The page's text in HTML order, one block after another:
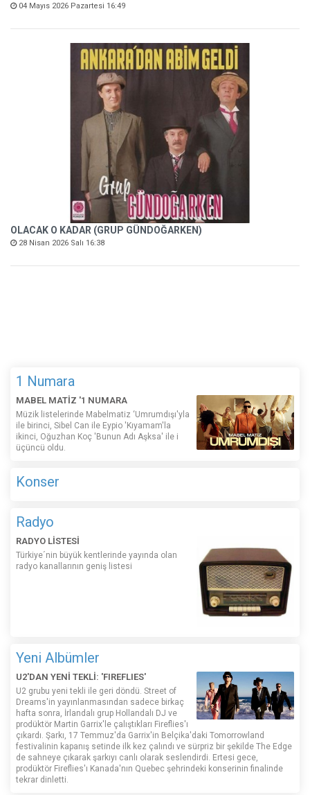
04 Mayıs 2026 Pazartesi 16:49
OLACAK O KADAR (GRUP GÜNDOĞARKEN)
28 Nisan 2026 Salı 16:38
1 Numara
MABEL MATİZ '1 NUMARA
Müzik listelerinde Mabelmatiz ‘Umrumdışı'yla
ile birinci, Sibel Can ile Eypio 'Kıyamam'la
ikinci, Oğuzhan Koç 'Bunun Adı Aşksa' ile i
üçüncü oldu.
Konser
Radyo
RADYO LİSTESİ
Türkiye´nin büyük kentlerinde yayında olan
radyo kanallarının geniş listesi
Yeni Albümler
U2'DAN YENİ TEKLİ: 'FIREFLIES'
U2 grubu yeni tekli ile geri döndü. Street of
Dreams'in yayınlanmasından sadece birkaç
hafta sonra, İrlandalı grup Hollandalı DJ ve
prodüktör Martin Garrix'le çalıştıkları Fireflies'ı
çıkardı. Şarkı, 17 Temmuz'da Garrix'in Belçika'daki Tomorrowland
festivalinin kapanış setinde ilk kez çalındı ​​ve sürpriz bir şekilde The Edge
de sahneye çıkarak şarkıyı canlı olarak seslendirdi. Ertesi gece,
prodüktör Fireflies'ı Kanada'nın Quebec şehrindeki konserinin finalinde
tekrar dinletti.